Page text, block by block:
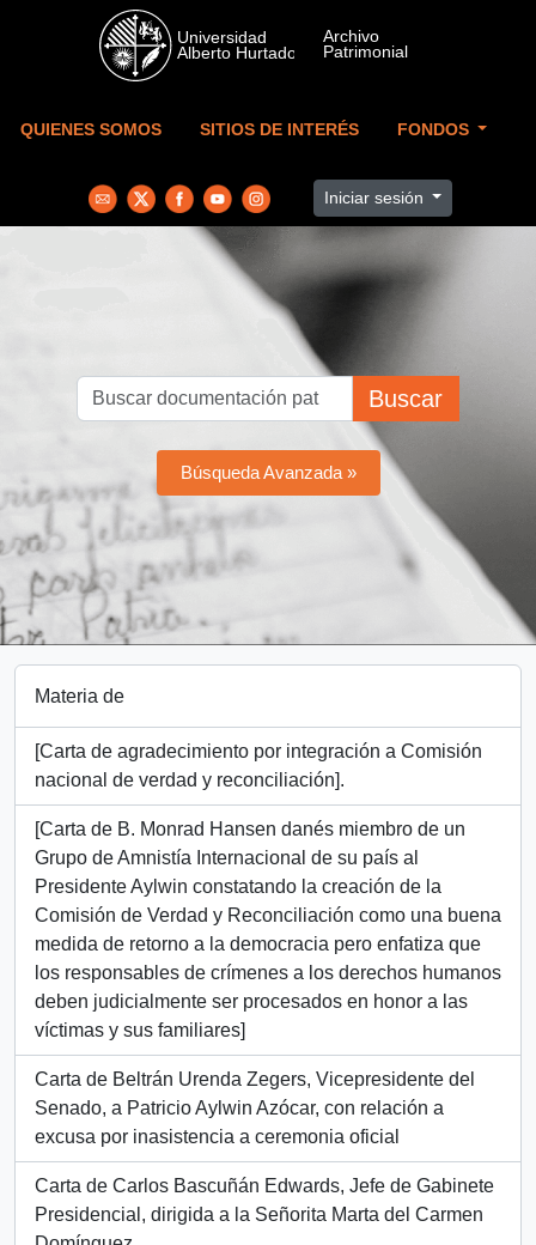
Skip to main content
QUIENES SOMOS SITIOS DE INTERÉS FONDOS
Iniciar sesión
Buscar
Búsqueda Avanzada »
Materia de
[Carta de agradecimiento por integración a Comisión
nacional de verdad y reconciliación].
[Carta de B. Monrad Hansen danés miembro de un
Grupo de Amnistía Internacional de su país al
Presidente Aylwin constatando la creación de la
Comisión de Verdad y Reconciliación como una buena
medida de retorno a la democracia pero enfatiza que
los responsables de crímenes a los derechos humanos
deben judicialmente ser procesados en honor a las
víctimas y sus familiares]
Carta de Beltrán Urenda Zegers, Vicepresidente del
Senado, a Patricio Aylwin Azócar, con relación a
excusa por inasistencia a ceremonia oficial
Carta de Carlos Bascuñán Edwards, Jefe de Gabinete
Presidencial, dirigida a la Señorita Marta del Carmen